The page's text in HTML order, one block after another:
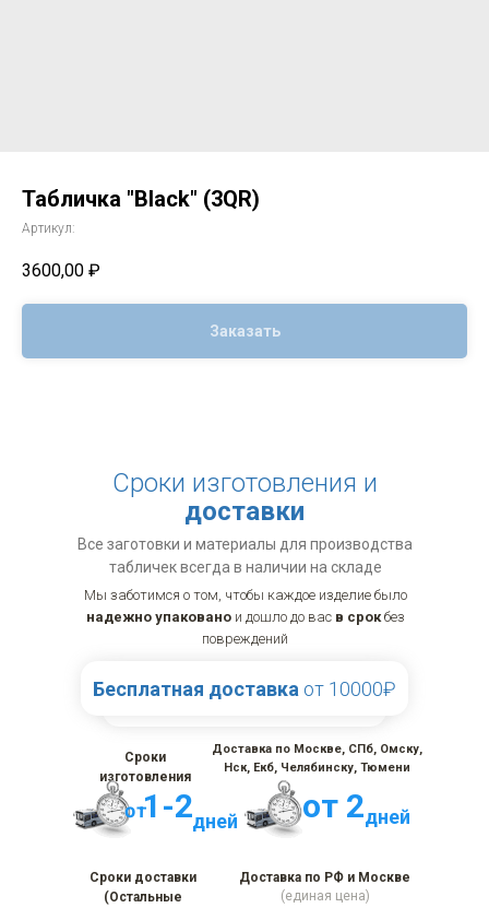
Табличка "Black" (3QR)
Артикул:
3600,00 ₽
Заказать
Сроки изготовления и
доставки
Все заготовки и материалы для производства
табличек всегда в наличии на складе
Мы заботимся о том, чтобы каждое изделие было
надежно упаковано и дошло до васв срокбез
повреждений
Сроки доставки
(Остальные
Доставка по РФ и Москве
(единая цена)
Доставка по Москве, СПб, Омску,
Нск, Екб, Челябинску, Тюмени
от 2дней
Сроки
изготовления
1-2дней
Бесплатная доставка от 10000₽
от